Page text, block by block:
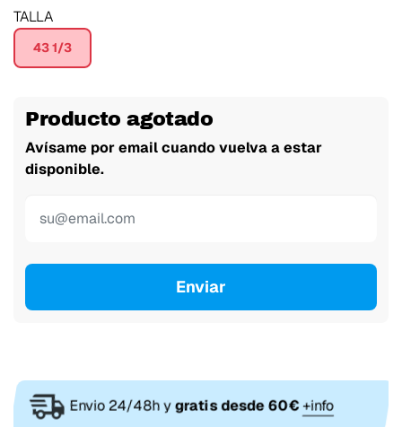
TALLA
43 1/3
Producto agotado
Avísame por email cuando vuelva a estar
disponible.
Enviar
Envio 24/48h ygratis desde 60€+info